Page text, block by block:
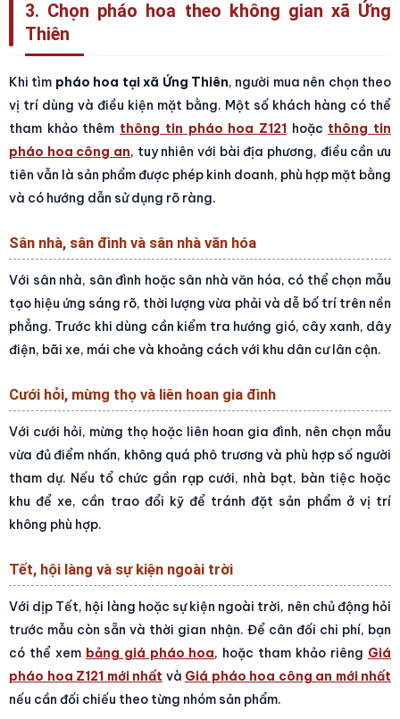
3. Chọn pháo hoa theo không gian xã Ứng
Thiên
Khi tìm pháo hoa tại xã Ứng Thiên, người mua nên chọn theo
vị trí dùng và điều kiện mặt bằng. Một số khách hàng có thể
tham khảo thêm thông tin pháo hoa Z121 hoặc thông tin
pháo hoa công an, tuy nhiên với bài địa phương, điều cần ưu
tiên vẫn là sản phẩm được phép kinh doanh, phù hợp mặt bằng
và có hướng dẫn sử dụng rõ ràng.
Sân nhà, sân đình và sân nhà văn hóa
Với sân nhà, sân đình hoặc sân nhà văn hóa, có thể chọn mẫu
tạo hiệu ứng sáng rõ, thời lượng vừa phải và dễ bố trí trên nền
phẳng. Trước khi dùng cần kiểm tra hướng gió, cây xanh, dây
điện, bãi xe, mái che và khoảng cách với khu dân cư lân cận.
Cưới hỏi, mừng thọ và liên hoan gia đình
Với cưới hỏi, mừng thọ hoặc liên hoan gia đình, nên chọn mẫu
vừa đủ điểm nhấn, không quá phô trương và phù hợp số người
tham dự. Nếu tổ chức gần rạp cưới, nhà bạt, bàn tiệc hoặc
khu để xe, cần trao đổi kỹ để tránh đặt sản phẩm ở vị trí
không phù hợp.
Tết, hội làng và sự kiện ngoài trời
Với dịp Tết, hội làng hoặc sự kiện ngoài trời, nên chủ động hỏi
trước mẫu còn sẵn và thời gian nhận. Để cân đối chi phí, bạn
có thể xem bảng giá pháo hoa, hoặc tham khảo riêng Giá
pháo hoa Z121 mới nhất và Giá pháo hoa công an mới nhất
nếu cần đối chiếu theo từng nhóm sản phẩm.